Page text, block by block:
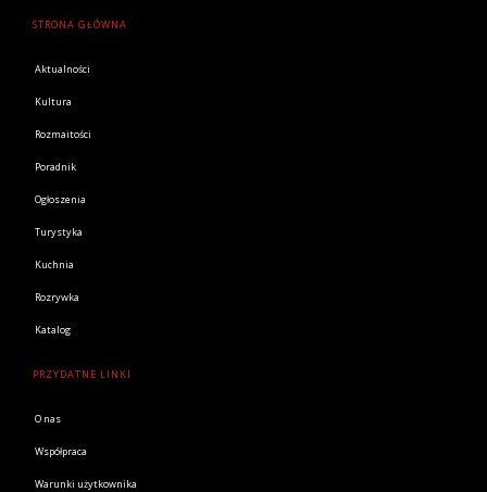
STRONA GŁÓWNA
Aktualności
Kultura
Rozmaitości
Poradnik
Ogłoszenia
Turystyka
Kuchnia
Rozrywka
Katalog
PRZYDATNE LINKI
O nas
Współpraca
Warunki użytkownika